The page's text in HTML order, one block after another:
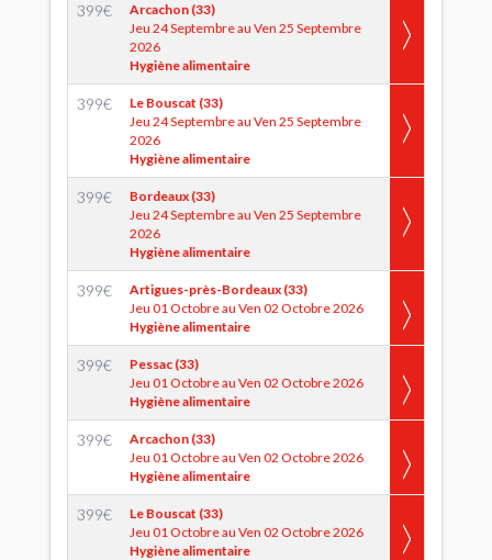
399€
Arcachon (33)
Jeu 24 Septembre au Ven 25 Septembre
2026
Hygiène alimentaire
399€
Le Bouscat (33)
Jeu 24 Septembre au Ven 25 Septembre
2026
Hygiène alimentaire
399€
Bordeaux (33)
Jeu 24 Septembre au Ven 25 Septembre
2026
Hygiène alimentaire
399€
Artigues-près-Bordeaux (33)
Jeu 01 Octobre au Ven 02 Octobre 2026
Hygiène alimentaire
399€
Pessac (33)
Jeu 01 Octobre au Ven 02 Octobre 2026
Hygiène alimentaire
399€
Arcachon (33)
Jeu 01 Octobre au Ven 02 Octobre 2026
Hygiène alimentaire
399€
Le Bouscat (33)
Jeu 01 Octobre au Ven 02 Octobre 2026
Hygiène alimentaire